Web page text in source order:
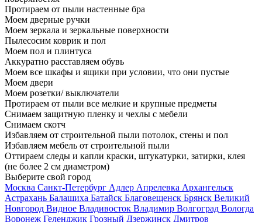
Протираем от пыли настенные бра
Моем дверные ручки
Моем зеркала и зеркальные поверхности
Пылесосим коврик и пол
Моем пол и плинтуса
Аккуратно расставляем обувь
Моем все шкафы и ящики при условии, что они пустые
Моем двери
Моем розетки/ выключатели
Протираем от пыли все мелкие и крупные предметы
Снимаем защитную пленку и чехлы с мебели
Снимаем скотч
Избавляем от строительной пыли потолок, стены и пол
Избавляем мебель от строительной пыли
Оттираем следы и капли краски, штукатурки, затирки, клея
(не более 2 см диаметром)
Выберите свой город
Москва Санкт-Петербург Адлер Апрелевка Архангельск
Астрахань Балашиха Батайск Благовещенск Брянск Великий
Новгород Видное Владивосток Владимир Волгоград Вологда
Воронеж Геленджик Грозный Дзержинск Дмитров